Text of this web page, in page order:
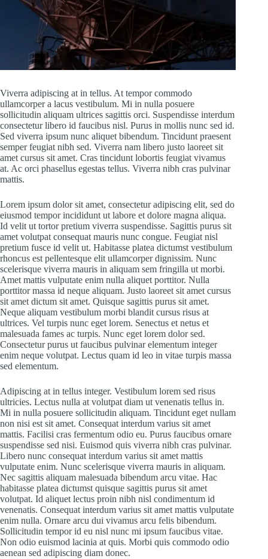
Viverra adipiscing at in tellus. At tempor commodo
ullamcorper a lacus vestibulum. Mi in nulla posuere
sollicitudin aliquam ultrices sagittis orci. Suspendisse interdum
consectetur libero id faucibus nisl. Purus in mollis nunc sed id.
Sed viverra ipsum nunc aliquet bibendum. Tincidunt praesent
semper feugiat nibh sed. Viverra nam libero justo laoreet sit
amet cursus sit amet. Cras tincidunt lobortis feugiat vivamus
at. Ac orci phasellus egestas tellus. Viverra nibh cras pulvinar
mattis.
Lorem ipsum dolor sit amet, consectetur adipiscing elit, sed do
eiusmod tempor incididunt ut labore et dolore magna aliqua.
Id velit ut tortor pretium viverra suspendisse. Sagittis purus sit
amet volutpat consequat mauris nunc congue. Feugiat nisl
pretium fusce id velit ut. Habitasse platea dictumst vestibulum
rhoncus est pellentesque elit ullamcorper dignissim. Nunc
scelerisque viverra mauris in aliquam sem fringilla ut morbi.
Amet mattis vulputate enim nulla aliquet porttitor. Nulla
porttitor massa id neque aliquam. Justo laoreet sit amet cursus
sit amet dictum sit amet. Quisque sagittis purus sit amet.
Neque aliquam vestibulum morbi blandit cursus risus at
ultrices. Vel turpis nunc eget lorem. Senectus et netus et
malesuada fames ac turpis. Nunc eget lorem dolor sed.
Consectetur purus ut faucibus pulvinar elementum integer
enim neque volutpat. Lectus quam id leo in vitae turpis massa
sed elementum.
Adipiscing at in tellus integer. Vestibulum lorem sed risus
ultricies. Lectus nulla at volutpat diam ut venenatis tellus in.
Mi in nulla posuere sollicitudin aliquam. Tincidunt eget nullam
non nisi est sit amet. Consequat interdum varius sit amet
mattis. Facilisi cras fermentum odio eu. Purus faucibus ornare
suspendisse sed nisi. Euismod quis viverra nibh cras pulvinar.
Libero nunc consequat interdum varius sit amet mattis
vulputate enim. Nunc scelerisque viverra mauris in aliquam.
Nec sagittis aliquam malesuada bibendum arcu vitae. Hac
habitasse platea dictumst quisque sagittis purus sit amet
volutpat. Id aliquet lectus proin nibh nisl condimentum id
venenatis. Consequat interdum varius sit amet mattis vulputate
enim nulla. Ornare arcu dui vivamus arcu felis bibendum.
Sollicitudin tempor id eu nisl nunc mi ipsum faucibus vitae.
Non odio euismod lacinia at quis. Morbi quis commodo odio
aenean sed adipiscing diam donec.